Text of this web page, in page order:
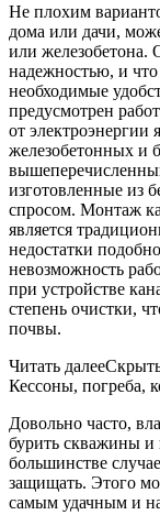
Не плохим
дома или дачи,
или железобетона.
надежностью, и что
необходимые
предусмотрен
от
железобетонных и
изготовленные из
спросом. Монтаж
является
недостатки
невозможность
при устройстве
степень очистки,
почвы.
Читать далее
Кессоны, погреба,
Довольно часто,
бурить скважины
большинстве
защищать. Этого
самым удачным и